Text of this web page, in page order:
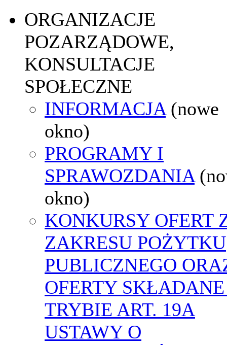
ORGANIZACJE
POZARZĄDOWE,
KONSULTACJE
SPOŁECZNE
INFORMACJA (nowe
okno)
PROGRAMY I
SPRAWOZDANIA
okno)
KONKURSY OFERT
ZAKRESU POŻYTKU
PUBLICZNEGO
OFERTY
TRYBIE ART. 19A
USTAWY O